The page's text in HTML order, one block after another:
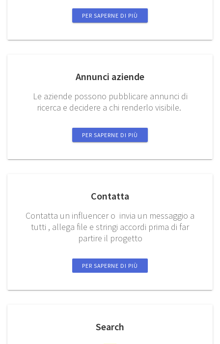
PER SAPERNE DI PIÙ
Annunci aziende
Le aziende possono pubblicare annunci di
ricerca e decidere a chi renderlo visibile.
PER SAPERNE DI PIÙ
Contatta
Contatta un influencer o invia un messaggio a
tutti , allega file e stringi accordi prima di far
partire il progetto
PER SAPERNE DI PIÙ
Search